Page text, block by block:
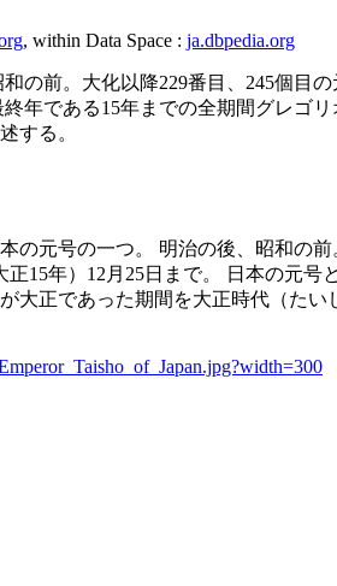
, within Data Space : ja.dbpedia.org
の前。大化以降229番目、245個目
年である15年までの全期間グレ
する。
の元号の一つ。 明治の後、昭和の
正15年）12月25日まで。 日本の元
大正であった期間を大正時代（た